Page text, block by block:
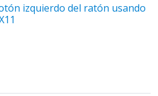
izquierdo del ratón usando